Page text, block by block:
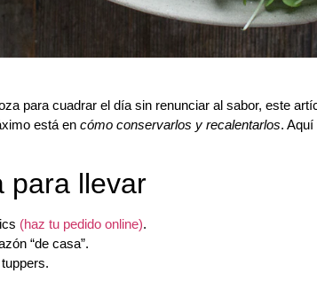
para cuadrar el día sin renunciar al sabor, este
está en cómo conservarlos y recalentarlos.
para llevar
(haz tu pedido online).
“de casa”.